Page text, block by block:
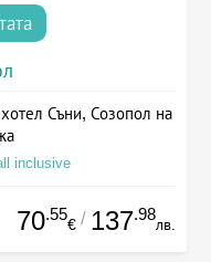
Съни, Созопол на
inclusive
70.55
€ / 137.98
лв.